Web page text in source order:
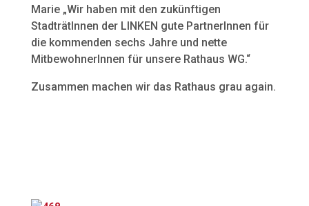
Marie „Wir haben mit den zukünftigen
StadträtInnen der LINKEN gute PartnerInnen für
die kommenden sechs Jahre und nette
MitbewohnerInnen für unsere Rathaus WG.“
Zusammen machen wir das Rathaus grau again.